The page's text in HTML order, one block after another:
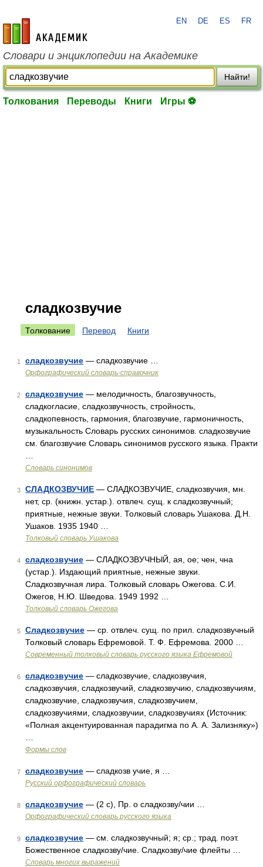
academic.ru
EN DE ES FR
Словари и энциклопедии на Академике
Найти!
Толкования Переводы Книги Игры ⚽
сладкозвучие
Толкование Перевод Книги
1 сладкозвучие — сладкозвучие …
Орфографический словарь-справочник
2 сладкозвучие — мелодичность, благозвучность,
сладкогласие, сладкозвучность, стройность,
сладкопевность, гармония, благозвучие, гармоничность,
музыкальность Словарь русских синонимов. сладкозвучие
см. благозвучие Словарь синонимов русского языка. Практи
Словарь синонимов
3 СЛАДКОЗВУЧИЕ — СЛАДКОЗВУЧИЕ, сладкозвучия, мн.
нет, ср. (книжн. устар.). отвлеч. сущ. к сладкозвучный;
приятные, нежные звуки. Толковый словарь Ушакова. Д.Н.
Ушаков. 1935 1940 …
Толковый словарь Ушакова
4 сладкозвучие — СЛАДКОЗВУЧНЫЙ, ая, ое; чен, чна
(устар.). Издающий приятные, нежные звуки.
Сладкозвучная лира. Толковый словарь Ожегова. С.И.
Ожегов, Н.Ю. Шведова. 1949 1992 …
Толковый словарь Ожегова
5 Сладкозвучие — ср. отвлеч. сущ. по прил. сладкозвучный
Толковый словарь Ефремовой. Т. Ф. Ефремова. 2000 …
Современный толковый словарь русского языка Ефремовой
6 сладкозвучие — сладкозвучие, сладкозвучия,
сладкозвучия, сладкозвучий, сладкозвучию, сладкозвучиям,
сладкозвучие, сладкозвучия, сладкозвучием,
сладкозвучиями, сладкозвучии, сладкозвучиях (Источник:
«Полная акцентуированная парадигма по А. А. Зализняку»)
Формы слов
7 сладкозвучие — сладкозв учие, я …
Русский орфографический словарь
8 сладкозвучие — (2 с), Пр. о сладкозву/чии …
Орфографический словарь русского языка
9 сладкозвучие — см. сладкозвучный; я; ср.; трад. поэт.
Божественное сладкозву/чие. Сладкозву/чие флейты …
Словарь многих выражений